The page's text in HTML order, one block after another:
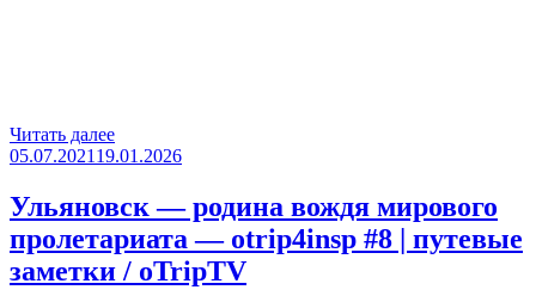
Читать далее«Самара
—
для
туристов
—
otrip4insp
Опубликовано
05.07.2021 19.01.2026
Ульяновск — родина вождя мирового
пролетариата — otrip4insp #8 | путевые
заметки / oTripTV